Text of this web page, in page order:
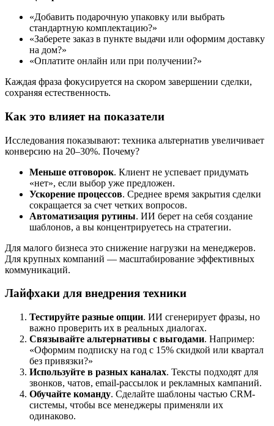
«Добавить подарочную упаковку или выбрать
стандартную комплектацию?»
«Заберете заказ в пункте выдачи или оформим доставку
на дом?»
«Оплатите онлайн или при получении?»
Каждая фраза фокусируется на скором завершении сделки,
сохраняя естественность.
Как это влияет на показатели
Исследования показывают: техника альтернатив увеличивает
конверсию на 20–30%. Почему?
Меньше отговорок. Клиент не успевает придумать
«нет», если выбор уже предложен.
Ускорение процессов. Среднее время закрытия сделки
сокращается за счет четких вопросов.
Автоматизация рутины. ИИ берет на себя создание
шаблонов, а вы концентрируетесь на стратегии.
Для малого бизнеса это снижение нагрузки на менеджеров.
Для крупных компаний — масштабирование эффективных
коммуникаций.
Лайфхаки для внедрения техники
Тестируйте разные опции. ИИ сгенерирует фразы, но
важно проверить их в реальных диалогах.
Связывайте альтернативы с выгодами. Например:
«Оформим подписку на год с 15% скидкой или квартал
без привязки?»
Используйте в разных каналах. Тексты подходят для
звонков, чатов, email-рассылок и рекламных кампаний.
Обучайте команду. Сделайте шаблоны частью CRM-
системы, чтобы все менеджеры применяли их
одинаково.